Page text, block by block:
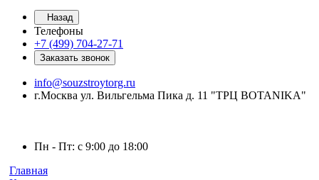
Назад
Телефоны
+7 (499) 704-27-71
Заказать звонок
info@souzstroytorg.ru
г.Москва ул. Вильгельма Пика д. 11 "ТРЦ BOTANIKA"
Пн - Пт: с 9:00 до 18:00
Главная